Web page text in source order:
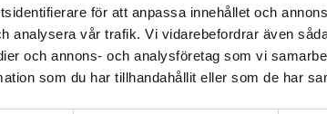
för att anpassa innehållet och
analysera vår trafik. Vi vidarebefordrar även
och annons- och analysföretag som vi
som du har tillhandahållit eller som de har